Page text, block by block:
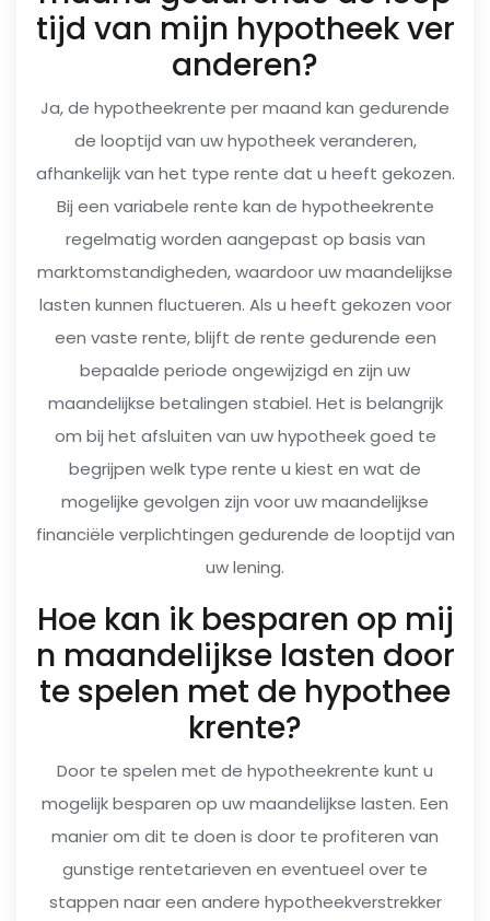
tijd van mijn hypotheek ver
anderen?
Ja, de hypotheekrente per maand kan gedurende
de looptijd van uw hypotheek veranderen,
afhankelijk van het type rente dat u heeft gekozen.
Bij een variabele rente kan de hypotheekrente
regelmatig worden aangepast op basis van
marktomstandigheden, waardoor uw maandelijkse
lasten kunnen fluctueren. Als u heeft gekozen voor
een vaste rente, blijft de rente gedurende een
bepaalde periode ongewijzigd en zijn uw
maandelijkse betalingen stabiel. Het is belangrijk
om bij het afsluiten van uw hypotheek goed te
begrijpen welk type rente u kiest en wat de
mogelijke gevolgen zijn voor uw maandelijkse
financiële verplichtingen gedurende de looptijd van
uw lening.
Hoe kan ik besparen op mij
n maandelijkse lasten door
te spelen met de hypothee
krente?
Door te spelen met de hypotheekrente kunt u
mogelijk besparen op uw maandelijkse lasten. Een
manier om dit te doen is door te profiteren van
gunstige rentetarieven en eventueel over te
stappen naar een andere hypotheekverstrekker